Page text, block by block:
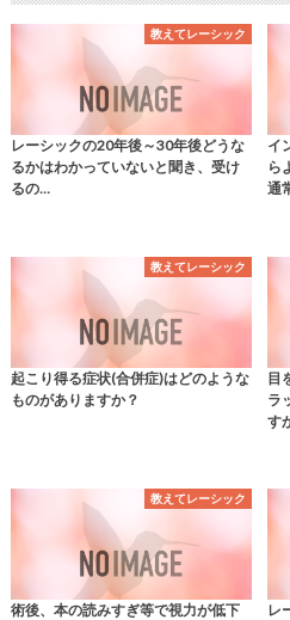
教えてレーシック
レーシックの20年後～30年後どうな
るかはわかっていないと聞き、受け
るの…
イ
ら
通
教えてレーシック
起こり得る症状(合併症)はどのような
ものがありますか？
目
ラ
す
教えてレーシック
術後、本の読みすぎ等で視力が低下
レ